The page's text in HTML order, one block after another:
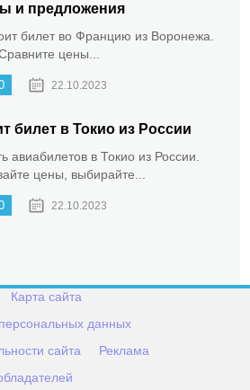
и предложения
билет во Францию из Воронежа.
цены...
22.10.2023
билет в Токио из России
авиабилетов в Токио из России.
цены, выбирайте...
22.10.2023
Карта сайта
данных
сайта
Реклама